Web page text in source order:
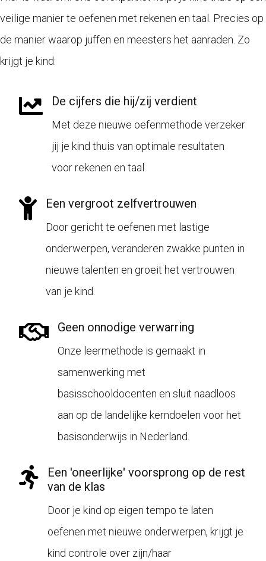
veilige manier te oefenen met rekenen en taal. Precies op
de manier waarop juffen en meesters het aanraden. Zo
krijgt je kind:
De cijfers die hij/zij verdient
Met deze nieuwe oefenmethode verzeker
jij je kind thuis van optimale resultaten
voor rekenen en taal.
Een vergroot zelfvertrouwen
Door gericht te oefenen met lastige
onderwerpen, veranderen zwakke punten in
nieuwe talenten en groeit het vertrouwen
van je kind.
Geen onnodige verwarring
Onze leermethode is gemaakt in
samenwerking met
basisschooldocenten en sluit naadloos
aan op de landelijke kerndoelen voor het
basisonderwijs in Nederland.
Een 'oneerlijke' voorsprong op de rest
van de klas
Door je kind op eigen tempo te laten
oefenen met nieuwe onderwerpen, krijgt je
kind controle over zijn/haar